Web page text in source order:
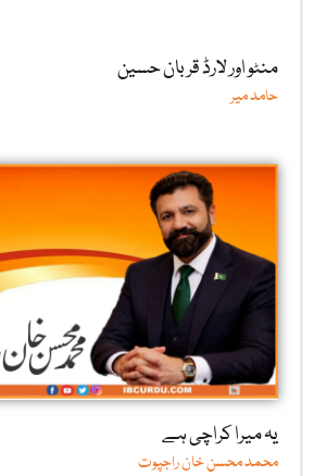
منٹو اور لارڈ قربان حسین
حامد میر
یہ میرا کراچی ہے
محمد محسن خان راجپوت